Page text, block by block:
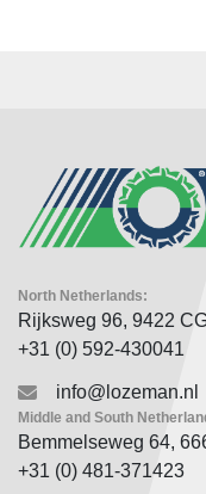
North Netherlands:
Rijksweg 96, 9422
+31 (0) 592-430041
Middle and South
Bemmelseweg 64,
+31 (0) 481-371423
info@lozeman.nl